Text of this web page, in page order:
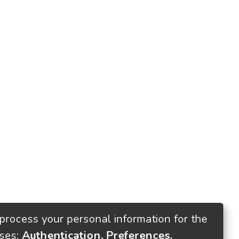
your personal information for the
Authentication, Preferences,